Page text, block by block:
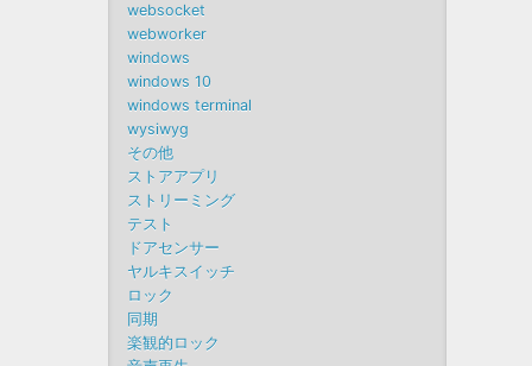
websocket
webworker
windows
windows 10
windows terminal
wysiwyg
その他
ストアアプリ
ストリーミング
テスト
ドアセンサー
ヤルキスイッチ
ロック
同期
楽観的ロック